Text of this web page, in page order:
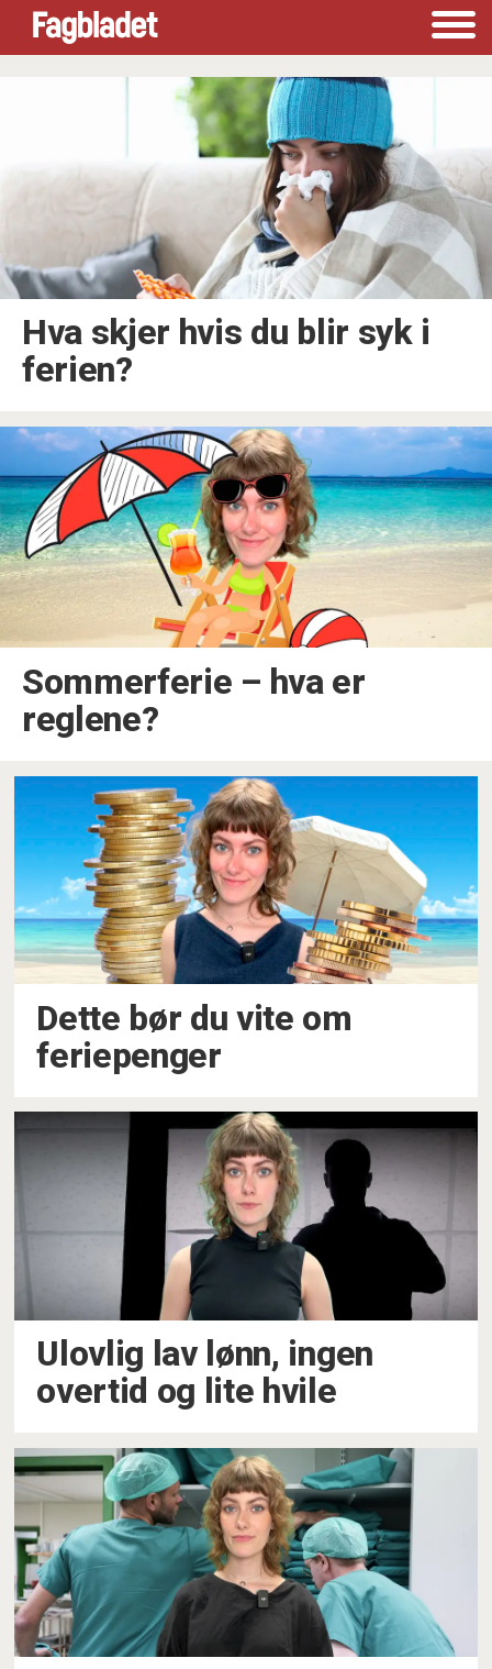
snutter
Hva skjer hvis du blir syk i
ferien?
Sommerferie – hva er
reglene?
Dette bør du vite om
feriepenger
Ulovlig lav lønn, ingen
overtid og lite hvile